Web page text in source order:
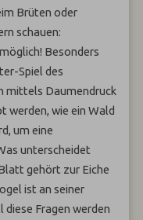
Brüten oder
schauen:
Besonders
Spiel des
mittels Daumendruck
werden, wie ein Wald
um eine
unterscheidet
gehört zur Eiche
ist an seiner
Fragen werden